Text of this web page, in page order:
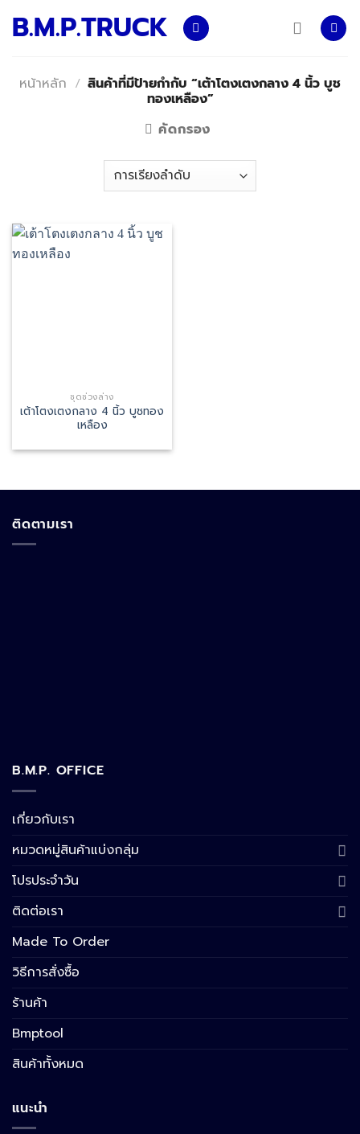
B.M.P.TRUCK
หน้าหลัก / สินค้าที่มีป้ายกำกับ “เต้าโตงเตงกลาง 4 นิ้ว บูช
ทองเหลือง”
คัดกรอง
ชุดช่วงล่าง
เต้าโตงเตงกลาง 4 นิ้ว บูชทอง
เหลือง
ติดตามเรา
B.M.P. OFFICE
เกี่ยวกับเรา
หมวดหมู่สินค้าแบ่งกลุ่ม
โปรประจำวัน
ติดต่อเรา
Made To Order
วิธีการสั่งซื้อ
ร้านค้า
Bmptool
สินค้าทั้งหมด
แนะนำ